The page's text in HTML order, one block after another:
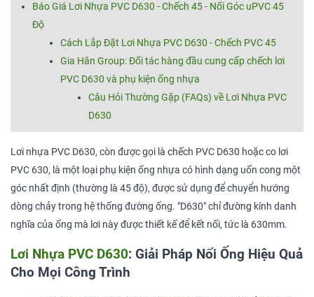
Báo Giá Lơi Nhựa PVC D630 - Chếch 45 - Nối Góc uPVC 45
Độ
Cách Lắp Đặt Lơi Nhựa PVC D630 - Chếch PVC 45
Gia Hân Group: Đối tác hàng đầu cung cấp chếch lơi
PVC D630 và phụ kiện ống nhựa
Câu Hỏi Thường Gặp (FAQs) về Lơi Nhựa PVC
D630
Lơi nhựa PVC D630, còn được gọi là chếch PVC D630 hoặc co lơi
PVC 630, là một loại phụ kiện ống nhựa có hình dạng uốn cong một
góc nhất định (thường là 45 độ), được sử dụng để chuyển hướng
dòng chảy trong hệ thống đường ống. "D630" chỉ đường kính danh
nghĩa của ống mà lơi này được thiết kế để kết nối, tức là 630mm.
Lơi Nhựa PVC D630: Giải Pháp Nối Ống Hiệu Quả
Cho Mọi Công Trình